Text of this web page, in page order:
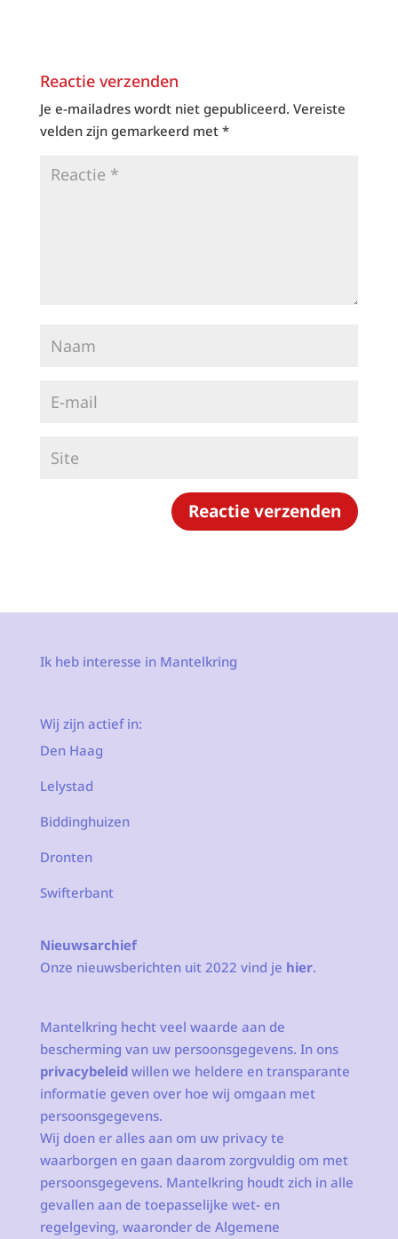
Reactie verzenden
Je e-mailadres wordt niet gepubliceerd. Vereiste
velden zijn gemarkeerd met *
Ik heb interesse in Mantelkring
Wij zijn actief in:
Den Haag
Lelystad
Biddinghuizen
Dronten
Swifterbant
Nieuwsarchief
Onze nieuwsberichten uit 2022 vind je hier.
Mantelkring hecht veel waarde aan de
bescherming van uw persoonsgegevens. In ons
privacybeleidwillen we heldere en transparante
informatie geven over hoe wij omgaan met
persoonsgegevens.
Wij doen er alles aan om uw privacy te
waarborgen en gaan daarom zorgvuldig om met
persoonsgegevens. Mantelkring houdt zich in alle
gevallen aan de toepasselijke wet- en
regelgeving, waaronder de Algemene